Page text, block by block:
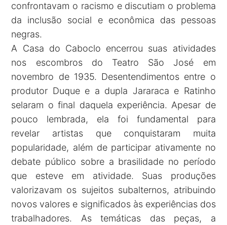
confrontavam o racismo e discutiam o problema
da inclusão social e econômica das pessoas
negras.
A Casa do Caboclo encerrou suas atividades
nos escombros do Teatro São José em
novembro de 1935. Desentendimentos entre o
produtor Duque e a dupla Jararaca e Ratinho
selaram o final daquela experiência. Apesar de
pouco lembrada, ela foi fundamental para
revelar artistas que conquistaram muita
popularidade, além de participar ativamente no
debate público sobre a brasilidade no período
que esteve em atividade. Suas produções
valorizavam os sujeitos subalternos, atribuindo
novos valores e significados às experiências dos
trabalhadores. As temáticas das peças, a